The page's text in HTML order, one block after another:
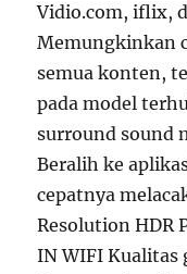
Vidio.com, iflix,
Memungkinkan
semua konten,
pada model
surround sound
Beralih ke
cepatnya
Resolution HDR
IN WIFI Kualitas